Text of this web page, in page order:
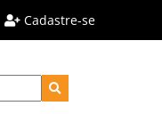
Cadastre-se